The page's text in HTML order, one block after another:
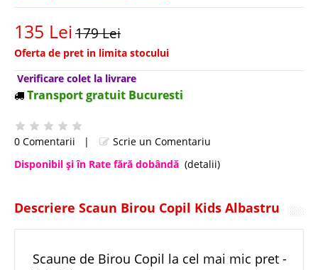
135 Lei179 Lei
Oferta de pret in limita stocului
Verificare colet la livrare
Transport gratuit Bucuresti
0 Comentarii |
Scrie un Comentariu
Disponibil şi în Rate fără dobândă (detalii)
Descriere Scaun Birou Copil Kids Albastru
Scaune de Birou Copil la cel mai mic pret -